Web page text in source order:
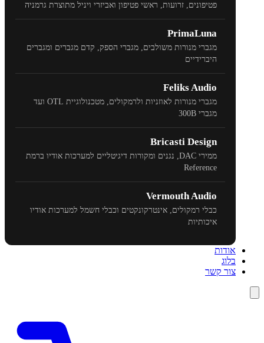
פטיפונים, זרועות, ראשי פטיפון ואביזרי ויניל מתוצרת גרמניה
PrimaLuna
מגברי מנורות משולבים, מגברי הספק, קדם מגברים ומגברים
היברידיים
Feliks Audio
מגברי מנורות לאוזניות ולרמקולים, מטכנולוגיית OTL ועד
מגברי 300B
Bricasti Design
ממירי DAC, נגנים ומקורות דיגיטליים למערכות אודיו ברמת
Reference
Vermouth Audio
כבלי רמקולים, אינטרקונקטים וכבלי חשמל למערכות אודיו
איכותיות
אודות
בלוג
צור קשר